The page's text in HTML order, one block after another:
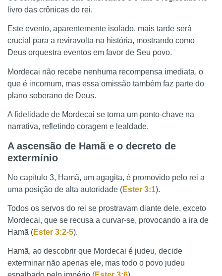
livro das crônicas do rei.
Este evento, aparentemente isolado, mais tarde será
crucial para a reviravolta na história, mostrando como
Deus orquestra eventos em favor de Seu povo.
Mordecai não recebe nenhuma recompensa imediata, o
que é incomum, mas essa omissão também faz parte do
plano soberano de Deus.
A fidelidade de Mordecai se torna um ponto-chave na
narrativa, refletindo coragem e lealdade.
A ascensão de Hamã e o decreto de
extermínio
No capítulo 3, Hamã, um agagita, é promovido pelo rei a
uma posição de alta autoridade (Ester 3:1).
Todos os servos do rei se prostravam diante dele, exceto
Mordecai, que se recusa a curvar-se, provocando a ira de
Hamã (Ester 3:2-5).
Hamã, ao descobrir que Mordecai é judeu, decide
exterminar não apenas ele, mas todo o povo judeu